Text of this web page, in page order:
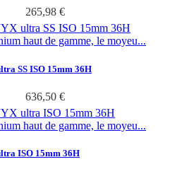
265,98 €
haut de gamme, le moyeu...
SS ISO 15mm 36H
636,50 €
haut de gamme, le moyeu...
ISO 15mm 36H